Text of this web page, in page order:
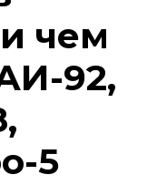
чем
92,
5